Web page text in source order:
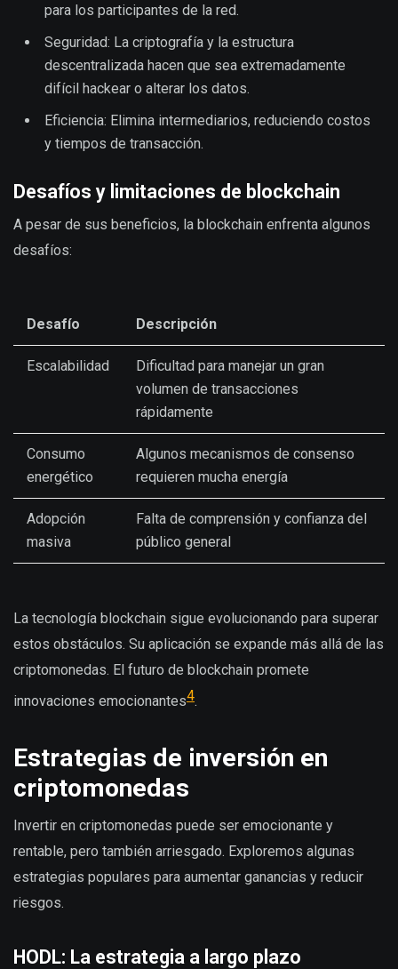
para los participantes de la red.
Seguridad: La criptografía y la estructura
descentralizada hacen que sea extremadamente
difícil hackear o alterar los datos.
Eficiencia: Elimina intermediarios, reduciendo costos
y tiempos de transacción.
Desafíos y limitaciones de blockchain
A pesar de sus beneficios, la blockchain enfrenta algunos
desafíos:
Desafío Descripción
Escalabilidad
Dificultad para manejar un gran
volumen de transacciones
rápidamente
Consumo
energético
Algunos mecanismos de consenso
requieren mucha energía
Adopción
masiva
Falta de comprensión y confianza del
público general
La tecnología blockchain sigue evolucionando para superar
estos obstáculos. Su aplicación se expande más allá de las
criptomonedas. El futuro de blockchain promete
innovaciones emocionantes4.
Estrategias de inversión en
criptomonedas
Invertir en criptomonedas puede ser emocionante y
rentable, pero también arriesgado. Exploremos algunas
estrategias populares para aumentar ganancias y reducir
riesgos.
HODL: La estrategia a largo plazo